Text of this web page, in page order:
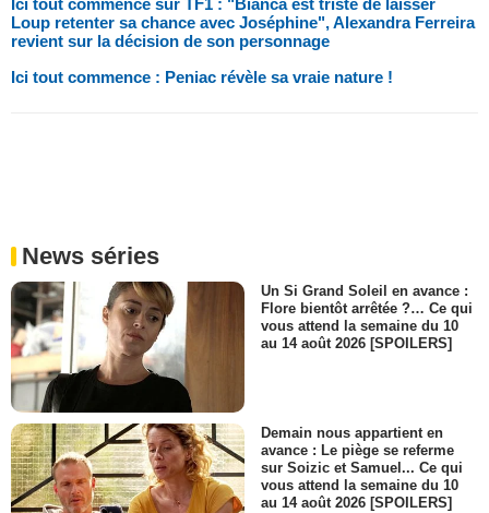
Loup retenter sa chance avec Joséphine", Alexandra Ferreira
revient sur la décision de son personnage
Ici tout commence : Peniac révèle sa vraie nature !
News séries
Un Si Grand Soleil en avance :
Flore bientôt arrêtée ?… Ce qui
vous attend la semaine du 10
au 14 août 2026 [SPOILERS]
Demain nous appartient en
avance : Le piège se referme
sur Soizic et Samuel... Ce qui
vous attend la semaine du 10
au 14 août 2026 [SPOILERS]